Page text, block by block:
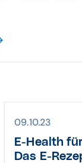
09.10.23
E-Health
Das E-